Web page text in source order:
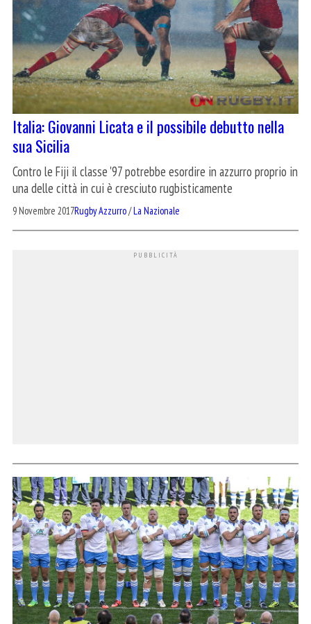
Italia: Giovanni Licata e il possibile debutto nella
sua Sicilia
Contro le Fiji il classe '97 potrebbe esordire in azzurro proprio in
una delle città in cui è cresciuto rugbisticamente
9 Novembre 2017Rugby Azzurro/La Nazionale